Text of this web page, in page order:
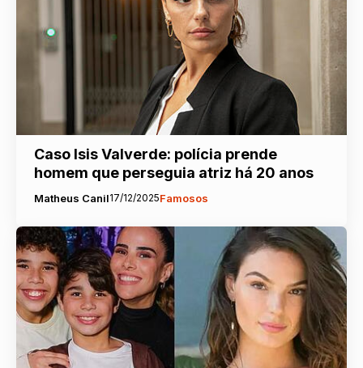
Caso Isis Valverde: polícia prende
homem que perseguia atriz há 20 anos
Matheus Canil17/12/2025Famosos